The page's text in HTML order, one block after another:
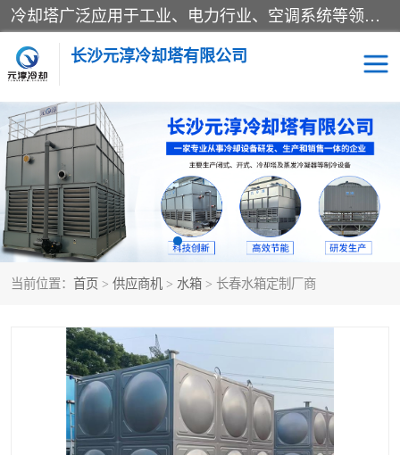
冷却塔广泛应用于工业、电力行业、空调系统等领域。在电力行业中，用于冷却发电机组的循环水；在工业生产中，如化工、冶金等行业，可降低生产过程中产生的热量；在空调系统中，为空调设备提供冷却水源
长沙元淳冷却塔有限公司
当前位置： 首页 > 供应商机 > 水箱 > 长春水箱定制厂商
方形开式冷却塔 圆形冷却塔
闭式冷却塔 水箱
电控箱 水泵
板式换热器